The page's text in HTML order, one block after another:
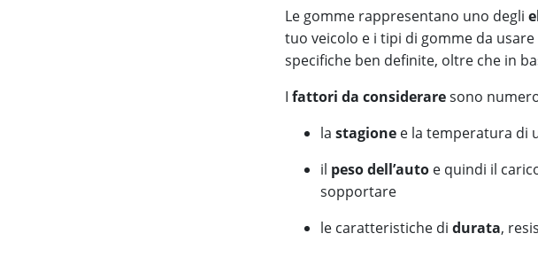
Le gomme rappresentano uno degli
tuo veicolo e i tipi di gomme da
specifiche ben definite, oltre che in
I fattori da consideraresono
la stagione e la temperatura di
il peso dell’auto e quindi il
sopportare
le caratteristiche di durata,